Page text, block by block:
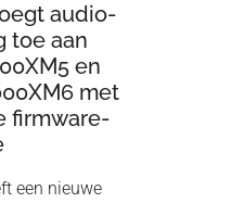
audio-
toe aan
en
met
firmware-
een nieuwe